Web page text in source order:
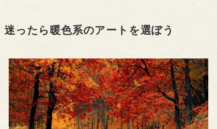
迷ったら暖色系のアートを選ぼう